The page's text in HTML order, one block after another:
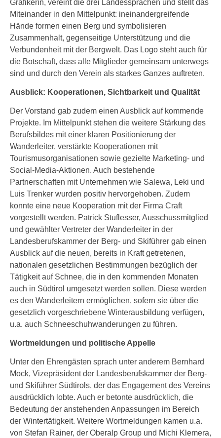
Grafikerin, vereint die drei Landessprachen und stellt das
Miteinander in den Mittelpunkt: ineinandergreifende
Hände formen einen Berg und symbolisieren
Zusammenhalt, gegenseitige Unterstützung und die
Verbundenheit mit der Bergwelt. Das Logo steht auch für
die Botschaft, dass alle Mitglieder gemeinsam unterwegs
sind und durch den Verein als starkes Ganzes auftreten.
Ausblick: Kooperationen, Sichtbarkeit und Qualität
Der Vorstand gab zudem einen Ausblick auf kommende
Projekte. Im Mittelpunkt stehen die weitere Stärkung des
Berufsbildes mit einer klaren Positionierung der
Wanderleiter, verstärkte Kooperationen mit
Tourismusorganisationen sowie gezielte Marketing- und
Social-Media-Aktionen. Auch bestehende
Partnerschaften mit Unternehmen wie Salewa, Leki und
Luis Trenker wurden positiv hervorgehoben. Zudem
konnte eine neue Kooperation mit der Firma Craft
vorgestellt werden. Patrick Stuflesser, Ausschussmitglied
und gewählter Vertreter der Wanderleiter in der
Landesberufskammer der Berg- und Skiführer gab einen
Ausblick auf die neuen, bereits in Kraft getretenen,
nationalen gesetzlichen Bestimmungen bezüglich der
Tätigkeit auf Schnee, die in den kommenden Monaten
auch in Südtirol umgesetzt werden sollen. Diese werden
es den Wanderleitern ermöglichen, sofern sie über die
gesetzlich vorgeschriebene Winterausbildung verfügen,
u.a. auch Schneeschuhwanderungen zu führen.
Wortmeldungen und politische Appelle
Unter den Ehrengästen sprach unter anderem Bernhard
Mock, Vizepräsident der Landesberufskammer der Berg-
und Skiführer Südtirols, der das Engagement des Vereins
ausdrücklich lobte. Auch er betonte ausdrücklich, die
Bedeutung der anstehenden Anpassungen im Bereich
der Wintertätigkeit. Weitere Wortmeldungen kamen u.a.
von Stefan Rainer, der Oberalp Group und Michi Klemera,